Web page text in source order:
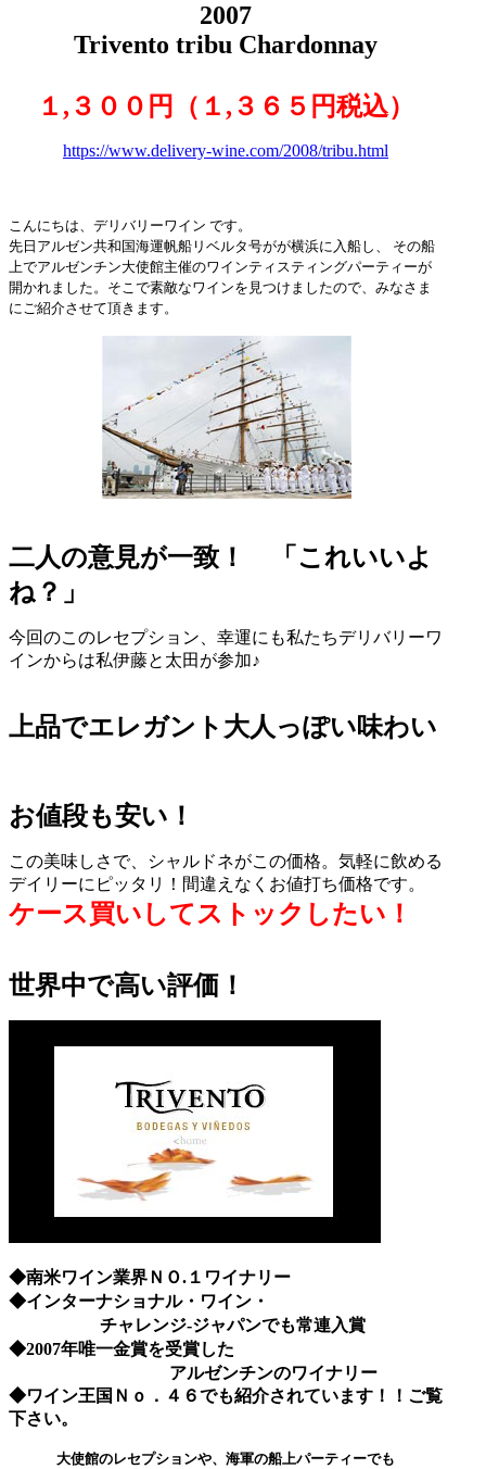
2007
Trivento tribu Chardonnay
１,３００円（１,３６５円税込）
https://www.delivery-wine.com/2008/tribu.html
こんにちは、デリバリーワイン です。
先日アルゼン共和国海運帆船リベルタ号がが横浜に入船し、 その船
上でアルゼンチン大使館主催のワインティスティングパーティーが
開かれました。そこで素敵なワインを見つけましたので、みなさま
にご紹介させて頂きます。
二人の意見が一致！ 「これいいよ
ね？」
今回のこのレセプション、幸運にも私たちデリバリーワ
インからは私伊藤と太田が参加♪
上品でエレガント大人っぽい味わい
お値段も安い！
この美味しさで、シャルドネがこの価格。気軽に飲める
デイリーにピッタリ！間違えなくお値打ち価格です。
ケース買いしてストックしたい！
世界中で高い評価！
◆南米ワイン業界ＮＯ.１ワイナリー
◆インターナショナル・ワイン・
チャレンジ-ジャパンでも常連入賞
◆2007年唯一金賞を受賞した
アルゼンチンのワイナリー
◆ワイン王国Ｎｏ．４６でも紹介されています！！ご覧
下さい。
大使館のレセプションや、海軍の船上パーティーでも